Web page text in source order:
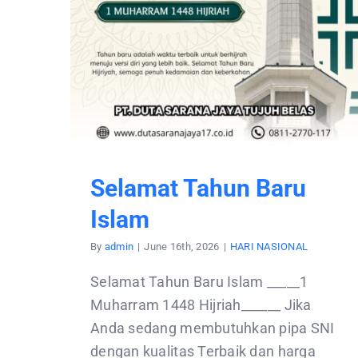
Selamat Tahun Baru
Islam
By admin | June 16th, 2026 | HARI NASIONAL
Selamat Tahun Baru Islam _____1
Muharram 1448 Hijriah______ Jika
Anda sedang membutuhkan pipa SNI
dengan kualitas Terbaik dan harga